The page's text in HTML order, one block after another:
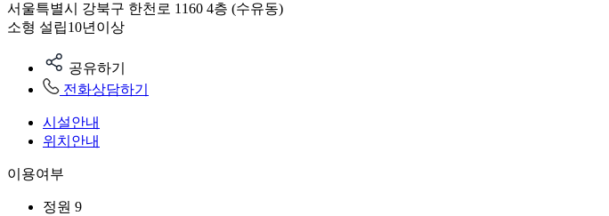
서울특별시 강북구 한천로 1160 4층 (수유동)
소형 설립10년이상
공유하기
전화상담하기
시설안내
위치안내
이용여부
정원 9